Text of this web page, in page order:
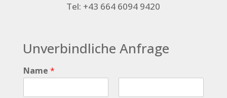
Tel: +43 664 6094 9420
Unverbindliche Anfrage
Name *